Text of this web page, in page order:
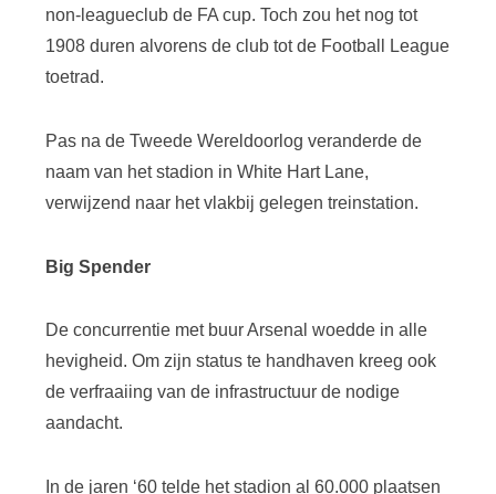
non-leagueclub de FA cup. Toch zou het nog tot
1908 duren alvorens de club tot de Football League
toetrad.
Pas na de Tweede Wereldoorlog veranderde de
naam van het stadion in White Hart Lane,
verwijzend naar het vlakbij gelegen treinstation.
Big Spender
De concurrentie met buur Arsenal woedde in alle
hevigheid. Om zijn status te handhaven kreeg ook
de verfraaiing van de infrastructuur de nodige
aandacht.
In de jaren ‘60 telde het stadion al 60.000 plaatsen